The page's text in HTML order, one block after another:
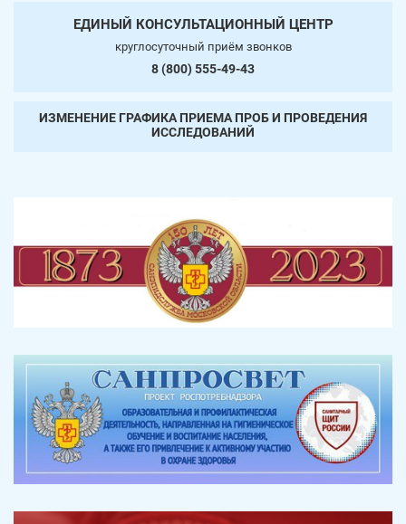
ЕДИНЫЙ КОНСУЛЬТАЦИОННЫЙ ЦЕНТР
круглосуточный приём звонков
8 (800) 555-49-43
ИЗМЕНЕНИЕ ГРАФИКА ПРИЕМА ПРОБ И ПРОВЕДЕНИЯ
ИССЛЕДОВАНИЙ